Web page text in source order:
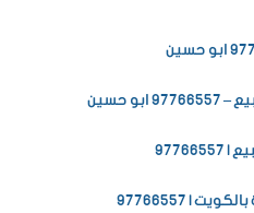
حسين
| 97766557